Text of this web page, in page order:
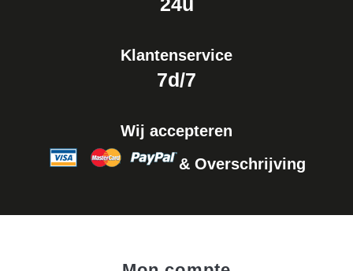
Klantenservice
7d/7
Wij accepteren
& Overschrijving